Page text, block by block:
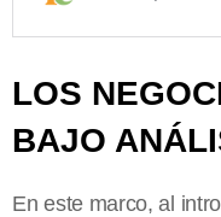
LOS
BAJO
En este marco, al